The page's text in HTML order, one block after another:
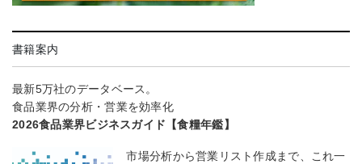
書籍案内
最新5万社のデータベース。
食品業界の分析・営業を効率化
2026食品業界ビジネスガイド【食糧年鑑】
市場分析から営業リスト作成まで、これ一